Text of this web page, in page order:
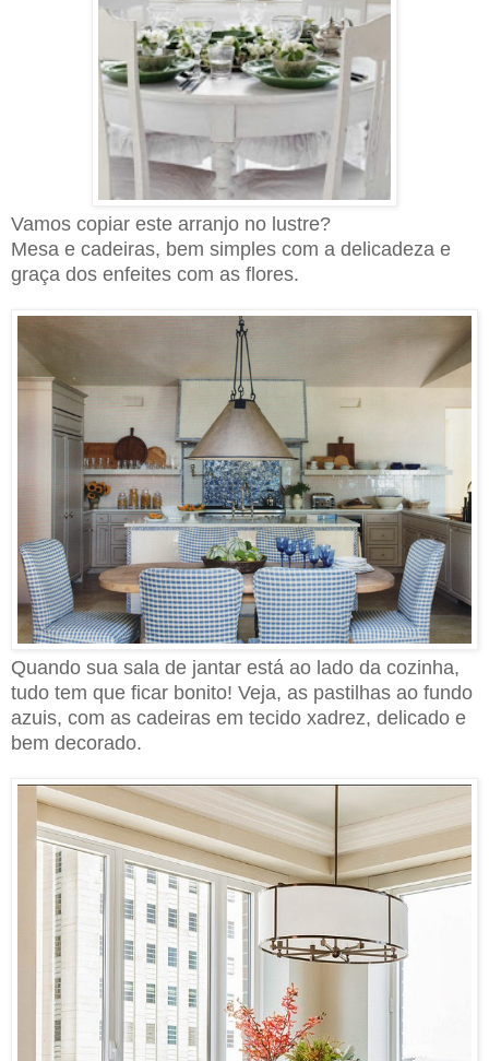
Vamos copiar este arranjo no lustre?
Mesa e cadeiras, bem simples com a delicadeza e
graça dos enfeites com as flores.
Quando sua sala de jantar está ao lado da cozinha,
tudo tem que ficar bonito! Veja, as pastilhas ao fundo
azuis, com as cadeiras em tecido xadrez, delicado e
bem decorado.